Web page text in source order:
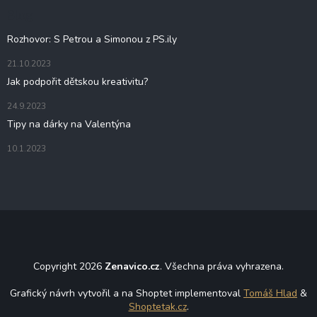
Rozhovor: S Petrou a Simonou z PS.ily
21.10.2023
Jak podpořit dětskou kreativitu?
24.9.2023
Tipy na dárky na Valentýna
10.1.2023
Copyright 2026 Zenavico.cz. Všechna práva vyhrazena.
Grafický návrh vytvořil a na Shoptet implementoval Tomáš Hlad &
Shoptetak.cz.